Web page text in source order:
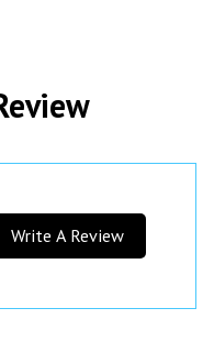
Write A Review